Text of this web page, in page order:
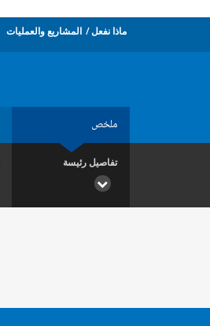
ماذا نفعل المشاريع والعمليات
ملخص
تفاصيل رئيسة